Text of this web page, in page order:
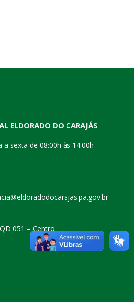
ELDORADO DO CARAJÁS
sexta de 08:00h às 14:00h
051 – Centro